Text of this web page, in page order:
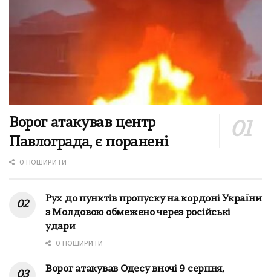
Ворог атакував центр
Павлограда, є поранені
0 ПОШИРИТИ
Рух до пунктів пропуску на кордоні України
з Молдовою обмежено через російські
удари
0 ПОШИРИТИ
Ворог атакував Одесу вночі 9 серпня,